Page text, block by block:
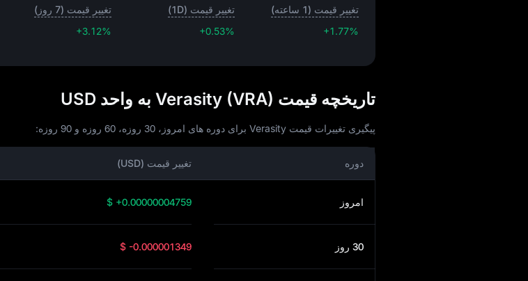
تغییر قیمت (1 ساعته)
+1.77%
تغییر قیمت (1D)
+0.53%
تغییر قیمت (7 روز)
+3.12%
تاریخچه قیمت Verasity (VRA) به واحد USD
پیگیری تغییرات قیمت Verasity برای دوره‌ های امروز، 30 روزه، 60 روزه و 90 روزه:
دوره تغییر قیمت (USD)
امروز $ +0.00000004759
30 روز $ -0.000001349